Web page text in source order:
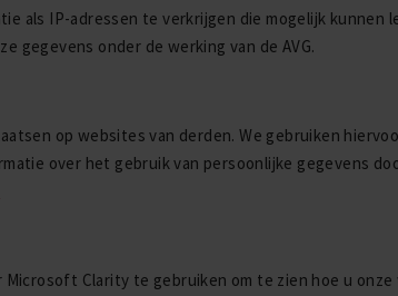
als IP-adressen te verkrijgen die mogelijk
gegevens onder de werking van de AVG.
op websites van derden. We gebruiken
over het gebruik van persoonlijke gegevens
Clarity te gebruiken om te zien hoe u